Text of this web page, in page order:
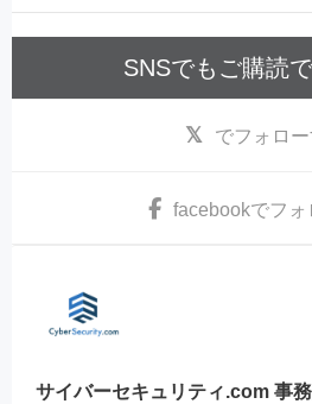
SNSでもご購読で
でフォロ
facebookでフォ
サイバーセキュリティ.com 事